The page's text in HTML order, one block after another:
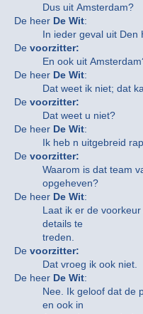
Dus uit Amsterdam?
De heer De Wit:
In ieder geval uit Den
De voorzitter:
En ook uit
De heer De Wit:
Dat weet ik niet; dat
De voorzitter:
Dat weet u niet?
De heer De Wit:
Ik heb n uitgebreid
De voorzitter:
Waarom is dat team
opgeheven?
De heer De Wit:
Laat ik er de
details te
treden.
De voorzitter:
Dat vroeg ik ook niet.
De heer De Wit:
Nee. Ik geloof dat de
en ook in